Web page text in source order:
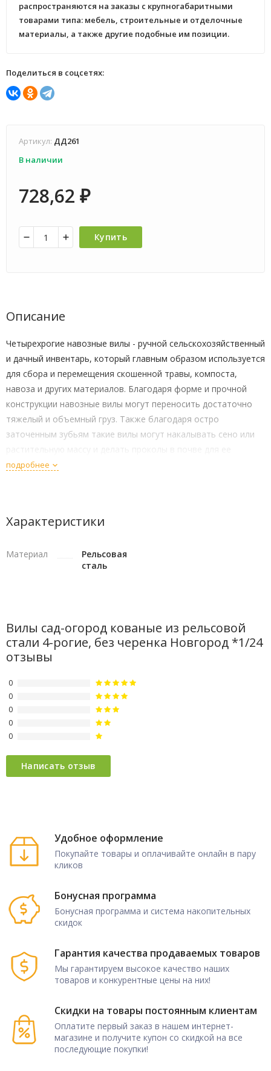
распространяются на заказы с крупногабаритными
товарами типа: мебель, строительные и отделочные
материалы, а также другие подобные им позиции.
Поделиться в соцсетях:
Артикул: ДД261
В наличии
728,62 ₽
Купить
Описание
Четырехрогие навозные вилы - ручной сельскохозяйственный
и дачный инвентарь, который главным образом используется
для сбора и перемещения скошенной травы, компоста,
навоза и других материалов. Благодаря форме и прочной
конструкции навозные вилы могут переносить достаточно
тяжелый и объемный груз. Также благодаря остро
заточенным зубьям такие вилы могут накалывать сено или
аэрации. Вилы изготовлены из сплава железа и стали,
Вилы навозные 4-х рогие, б/ч, ширина 210 мм, длина 310 мм
подробнее
Характеристики
Материал
Рельсовая
сталь
Вилы сад-огород кованые из рельсовой
стали 4-рогие, без черенка Новгород *1/24
отзывы
0
0
0
0
0
Удобное оформление
Покупайте товары и оплачивайте онлайн в пару
кликов
Бонусная программа
Бонусная программа и система накопительных
скидок
Гарантия качества продаваемых товаров
Мы гарантируем высокое качество наших
товаров и конкурентные цены на них!
Скидки на товары постоянным клиентам
Оплатите первый заказ в нашем интернет-
магазине и получите купон со скидкой на все
последующие покупки!